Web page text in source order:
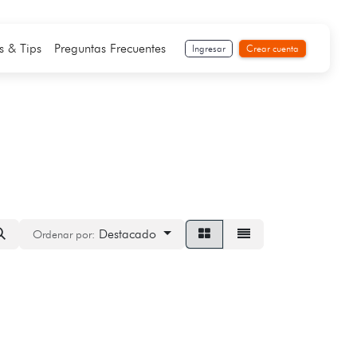
& Tips Preguntas Frecuentes Ingresar Crear cuenta
Ordenar por: Destacado